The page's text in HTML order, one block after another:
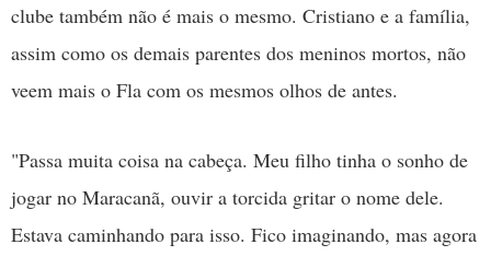
clube também não é mais o mesmo. Cristiano e a família,
assim como os demais parentes dos meninos mortos, não
veem mais o Fla com os mesmos olhos de antes.
"Passa muita coisa na cabeça. Meu filho tinha o sonho de
jogar no Maracanã, ouvir a torcida gritar o nome dele.
Estava caminhando para isso. Fico imaginando, mas agora